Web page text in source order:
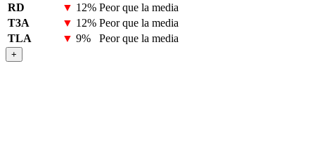
RD
▼ 12% Peor que la media
T3A
▼ 12% Peor que la media
TLA
▼ 9% Peor que la media
+